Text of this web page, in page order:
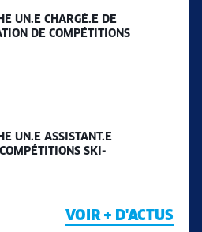
UN.E CHARGÉ.E DE
DE COMPÉTITIONS
UN.E ASSISTANT.E
SKI-
VOIR + D'ACTUS